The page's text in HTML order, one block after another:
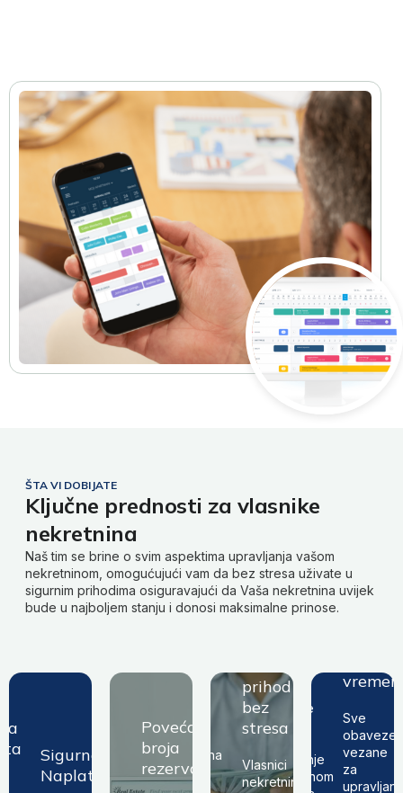
ŠTA VI DOBIJATE
Ključne prednosti za vlasnike
nekretnina
Naš tim se brine o svim aspektima upravljanja vašom
nekretninom, omogućujući vam da bez stresa uživate u
sigurnim prihodima osiguravajući da Vaša nekretnina uvijek
bude u najboljem stanju i donosi maksimalne prinose.
Sigurna
Naplata
Povećanje
broja
rezervacija
Povećanje
broja
Optimalne
prihod
bez
stresa
Vlasnici
nekretnina
bez
Vlasnici
nekretnina
mogu
uživati
Sve
obaveze
vezane
za
Sve
obaveze
vezane
upravljanje
nekretninom